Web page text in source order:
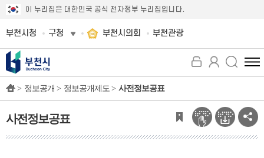
이 누리집은 대한민국 공식 전자정부 누리집입니다.
부천시청 구청 부천시의회 부천관광
전
체
뉴
보
기
> 정보공개 > 정보공개제도 > 사전정보공표
사전정보공표